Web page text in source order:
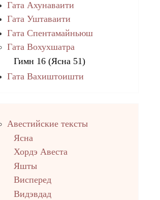
Гата Ахунаваити
Гата Уштаваити
Гата Спентамайньюш
Гата Вохухшатра
Гимн 16 (Ясна 51)
Гата Вахиштоишти
столбец
Авестийские тексты
Ясна
Хордэ Авеста
Яшты
Висперед
Видэвдад